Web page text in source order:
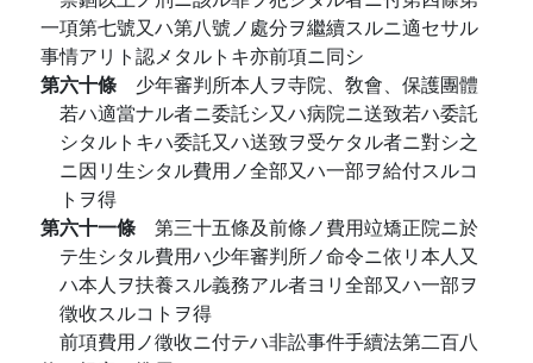
一項第七號又ハ第八號ノ處分ヲ繼續スルニ適セサル
事情アリト認メタルトキ亦前項ニ同シ
第六十條 少年審判所本人ヲ寺院、敎會、保護團體
若ハ適當ナル者ニ委託シ又ハ病院ニ送致若ハ委託
シタルトキハ委託又ハ送致ヲ受ケタル者ニ對シ之
ニ因リ生シタル費用ノ全部又ハ一部ヲ給付スルコ
トヲ得
第六十一條 第三十五條及前條ノ費用竝矯正院ニ於
テ生シタル費用ハ少年審判所ノ命令ニ依リ本人又
ハ本人ヲ扶養スル義務アル者ヨリ全部又ハ一部ヲ
徵收スルコトヲ得
前項費用ノ徵收ニ付テハ非訟事件手續法第二百八